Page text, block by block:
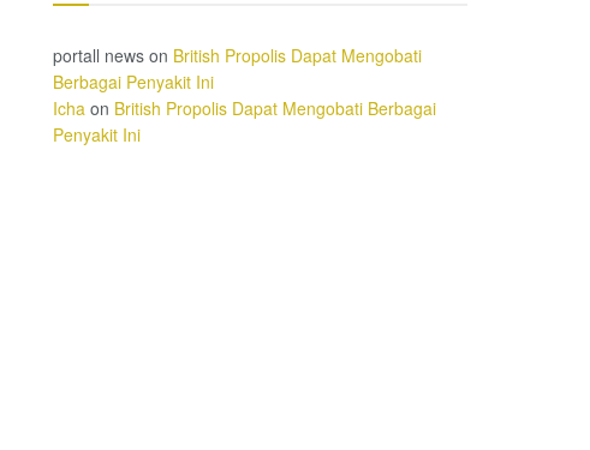
portall news on British Propolis Dapat Mengobati
Berbagai Penyakit Ini
Icha on British Propolis Dapat Mengobati Berbagai
Penyakit Ini